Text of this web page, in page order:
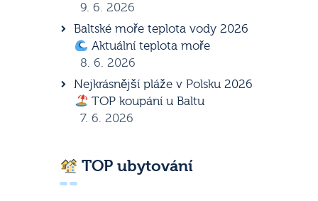
9. 6. 2026
Baltské moře teplota vody 2026
Aktuální teplota moře
8. 6. 2026
Nejkrásnější pláže v Polsku 2026
TOP koupání u Baltu
7. 6. 2026
TOP ubytování